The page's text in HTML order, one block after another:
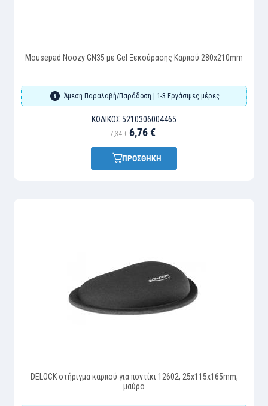
Mousepad Noozy GN35 με Gel Ξεκούρασης Καρπού 280x210mm
Άμεση Παραλαβή/Παράδοση | 1-3 Εργάσιμες μέρες
ΚΩΔΙΚΌΣ:5210306004465
7,34 € 6,76 €
ΠΡΟΣΘΗΚΗ
DELOCK στήριγμα καρπού για ποντίκι 12602, 25x115x165mm,
μαύρο